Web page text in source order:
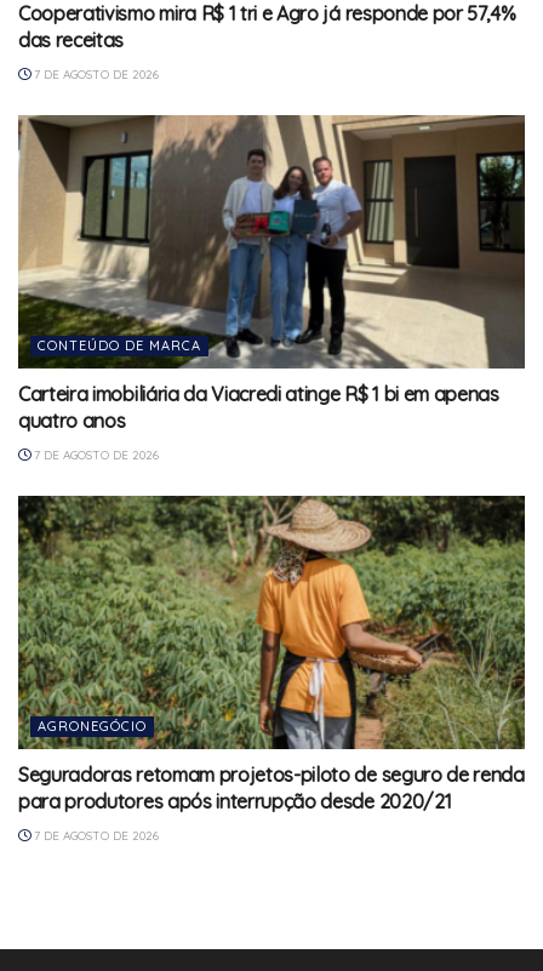
Cooperativismo mira R$ 1 tri e Agro já responde por 57,4%
das receitas
7 DE AGOSTO DE 2026
CONTEÚDO DE MARCA
Carteira imobiliária da Viacredi atinge R$ 1 bi em apenas
quatro anos
7 DE AGOSTO DE 2026
AGRONEGÓCIO
Seguradoras retomam projetos-piloto de seguro de renda
para produtores após interrupção desde 2020/21
7 DE AGOSTO DE 2026